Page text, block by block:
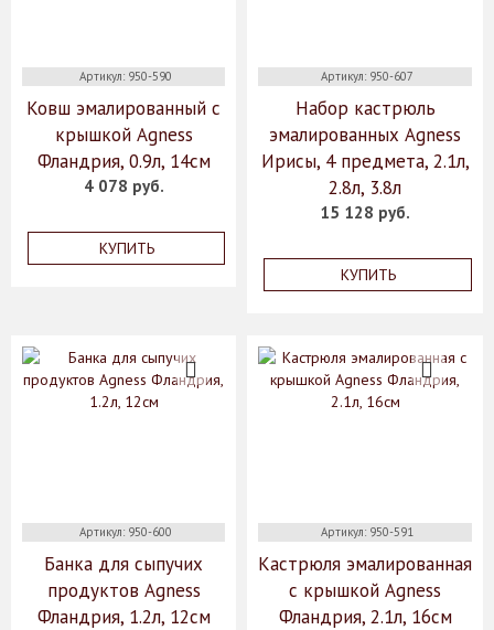
Артикул: 950-590
Ковш эмалированный с
крышкой Agness
Фландрия, 0.9л, 14см
4 078 руб.
КУПИТЬ
Артикул: 950-607
Набор кастрюль
эмалированных Agness
Ирисы, 4 предмета, 2.1л,
2.8л, 3.8л
15 128 руб.
КУПИТЬ
Артикул: 950-600
Банка для сыпучих
продуктов Agness
Фландрия, 1.2л, 12см
Артикул: 950-591
Кастрюля эмалированная
с крышкой Agness
Фландрия, 2.1л, 16см